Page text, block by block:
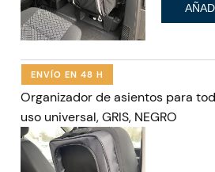
Organizador de asientos para
uso universal, GRIS, NEGRO
ENVÍO EN 48 H